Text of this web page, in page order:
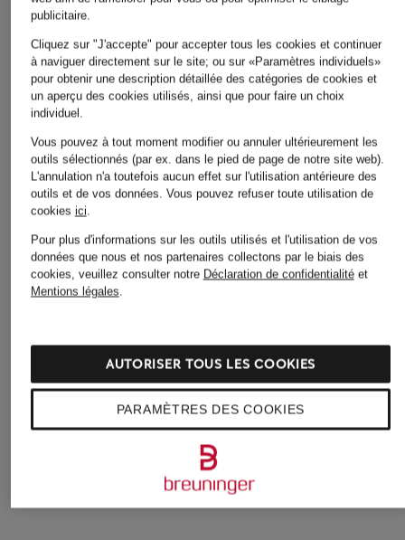
Baskets AIR FORCE 1
paul green
baskets
114,99 €
Meilleur prix:
CONVERSE
Baskets montantes
CHUCK 70
publicitaire.
Cliquez sur "J'accepte" pour accepter tous les cookies et continuer
à naviguer directement sur le site; ou sur «Paramètres individuels»
pour obtenir une description détaillée des catégories de cookies et
un aperçu des cookies utilisés, ainsi que pour faire un choix
individuel.
Vous pouvez à tout moment modifier ou annuler ultérieurement les
outils sélectionnés (par ex. dans le pied de page de notre site web).
L'annulation n'a toutefois aucun effet sur l'utilisation antérieure des
outils et de vos données. Vous pouvez refuser toute utilisation de
cookies ici.
Pour plus d'informations sur les outils utilisés et l'utilisation de vos
données que nous et nos partenaires collectons par le biais des
cookies, veuillez consulter notre Déclaration de confidentialitéet
Mentions légales.
PARAMÈTRES DES COOKIES
AUTORISER TOUS LES COOKIES